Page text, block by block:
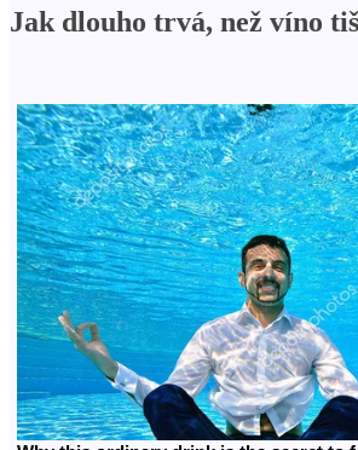
Jak dlouho trvá, než víno